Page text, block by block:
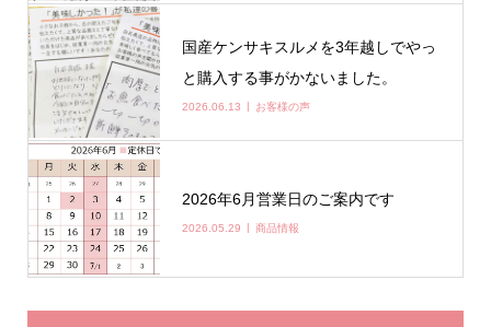
国産ケンサキスルメを3年越しでやっ
と購入する事がかないました。
2026.06.13 お客様の声
2026年6月営業日のご案内です
2026.05.29 商品情報